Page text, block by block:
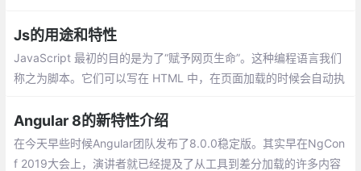
Js的用途和特性
JavaScript 最初的目的是为了“赋予网页生命”。这种编程语言我们
称之为脚本。它们可以写在 HTML 中，在页面加载的时候会自动执
可运行。
Angular 8的新特性介绍
在今天早些时候Angular团队发布了8.0.0稳定版。其实早在NgCon
f 2019大会上，演讲者就已经提及了从工具到差分加载的许多内容